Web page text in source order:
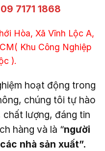
7171 1868
Hòa, Xã Vĩnh Lộc A,
Khu Công Nghiệp
).
hoạt động trong
chúng tôi tự hào
chất lượng, đáng tin
hàng và là “người
nhà sản xuất”.